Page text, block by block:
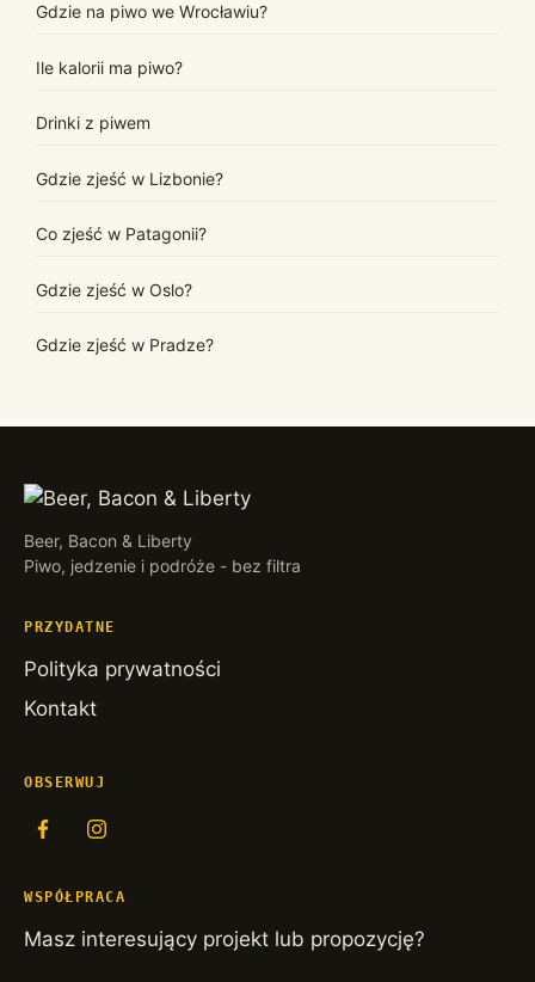
Gdzie na piwo we Wrocławiu?
Ile kalorii ma piwo?
Drinki z piwem
Gdzie zjeść w Lizbonie?
Co zjeść w Patagonii?
Gdzie zjeść w Oslo?
Gdzie zjeść w Pradze?
Beer, Bacon & Liberty
Piwo, jedzenie i podróże - bez filtra
PRZYDATNE
Polityka prywatności
Kontakt
OBSERWUJ
WSPÓŁPRACA
Masz interesujący projekt lub propozycję?